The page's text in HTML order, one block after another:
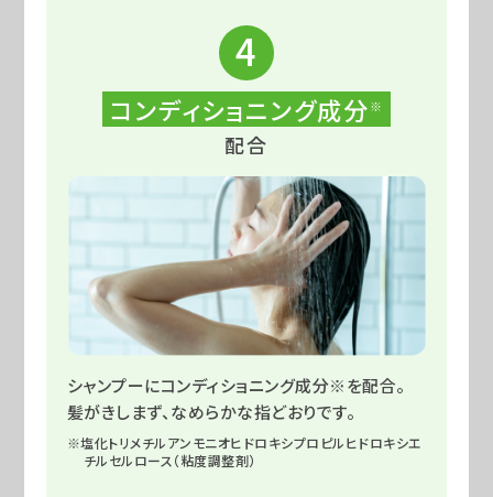
4
コンディショニング成分※
配合
シャンプーにコンディショニング成分※を配合。
髪がきしまず、なめらかな指どおりです。
※塩化トリメチルアンモニオヒドロキシプロピルヒドロキシエ
チルセルロース（粘度調整剤）